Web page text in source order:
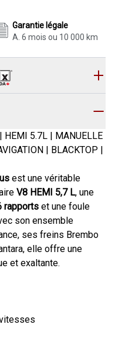
Garantie légale
A. 6 mois ou 10 000 km
5.7L | MANUELLE
| BLACKTOP |
est une véritable
V8 HEMI 5,7 L, une
rapports et une foule
son ensemble
ses freins Brembo
elle offre une
et exaltante.